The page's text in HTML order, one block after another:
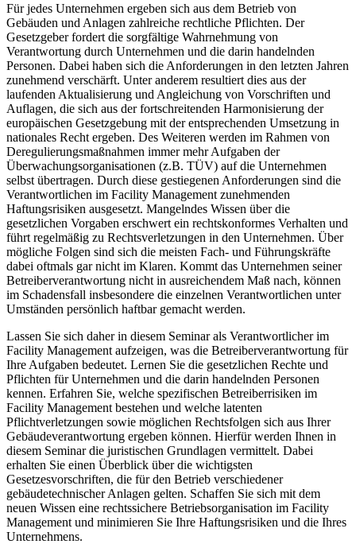
Für jedes Unternehmen ergeben sich aus dem Betrieb von
Gebäuden und Anlagen zahlreiche rechtliche Pflichten. Der
Gesetzgeber fordert die sorgfältige Wahrnehmung von
Verantwortung durch Unternehmen und die darin handelnden
Personen. Dabei haben sich die Anforderungen in den letzten Jahren
zunehmend verschärft. Unter anderem resultiert dies aus der
laufenden Aktualisierung und Angleichung von Vorschriften und
Auflagen, die sich aus der fortschreitenden Harmonisierung der
europäischen Gesetzgebung mit der entsprechenden Umsetzung in
nationales Recht ergeben. Des Weiteren werden im Rahmen von
Deregulierungsmaßnahmen immer mehr Aufgaben der
Überwachungsorganisationen (z.B. TÜV) auf die Unternehmen
selbst übertragen. Durch diese gestiegenen Anforderungen sind die
Verantwortlichen im Facility Management zunehmenden
Haftungsrisiken ausgesetzt. Mangelndes Wissen über die
gesetzlichen Vorgaben erschwert ein rechtskonformes Verhalten und
führt regelmäßig zu Rechtsverletzungen in den Unternehmen. Über
mögliche Folgen sind sich die meisten Fach- und Führungskräfte
dabei oftmals gar nicht im Klaren. Kommt das Unternehmen seiner
Betreiberverantwortung nicht in ausreichendem Maß nach, können
im Schadensfall insbesondere die einzelnen Verantwortlichen unter
Umständen persönlich haftbar gemacht werden.
Lassen Sie sich daher in diesem Seminar als Verantwortlicher im
Facility Management aufzeigen, was die Betreiberverantwortung für
Ihre Aufgaben bedeutet. Lernen Sie die gesetzlichen Rechte und
Pflichten für Unternehmen und die darin handelnden Personen
kennen. Erfahren Sie, welche spezifischen Betreiberrisiken im
Facility Management bestehen und welche latenten
Pflichtverletzungen sowie möglichen Rechtsfolgen sich aus Ihrer
Gebäudeverantwortung ergeben können. Hierfür werden Ihnen in
diesem Seminar die juristischen Grundlagen vermittelt. Dabei
erhalten Sie einen Überblick über die wichtigsten
Gesetzesvorschriften, die für den Betrieb verschiedener
gebäudetechnischer Anlagen gelten. Schaffen Sie sich mit dem
neuen Wissen eine rechtssichere Betriebsorganisation im Facility
Management und minimieren Sie Ihre Haftungsrisiken und die Ihres
Unternehmens.